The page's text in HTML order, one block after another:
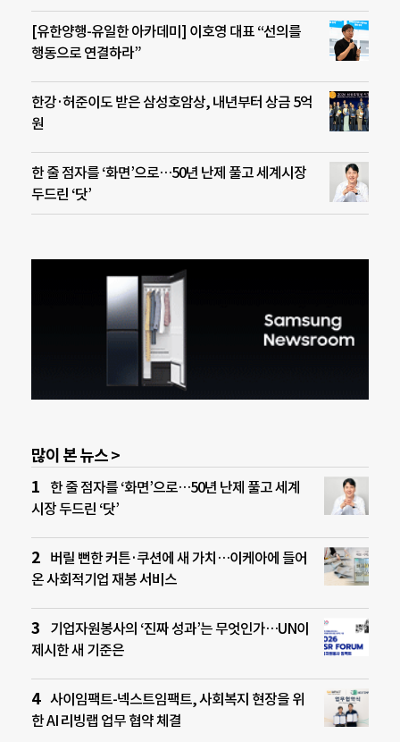
[유한양행-유일한 아카데미] 이호영 대표 “선의를
행동으로 연결하라”
한강·허준이도 받은 삼성호암상, 내년부터 상금 5억
원
한 줄 점자를 ‘화면’으로…50년 난제 풀고 세계시장
두드린 ‘닷’
많이 본 뉴스 >
한 줄 점자를 ‘화면’으로…50년 난제 풀고 세계
시장 두드린 ‘닷’
버릴 뻔한 커튼·쿠션에 새 가치…이케아에 들어
온 사회적기업 재봉 서비스
기업자원봉사의 ‘진짜 성과’는 무엇인가…UN이
제시한 새 기준은
사이임팩트-넥스트임팩트, 사회복지 현장을 위
한 AI 리빙랩 업무 협약 체결